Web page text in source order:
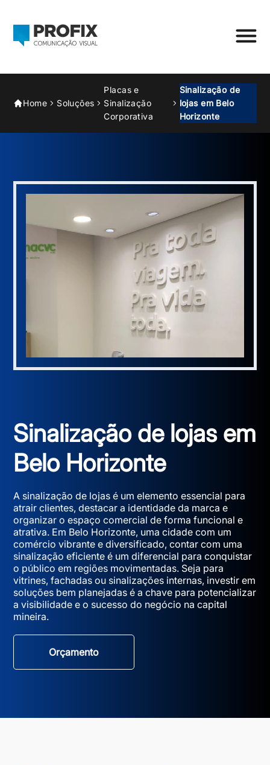
Home Soluções
Placas e
Sinalização
Corporativa
Sinalização de
lojas em Belo
Horizonte
Sinalização de lojas em
Belo Horizonte
A sinalização de lojas é um elemento essencial para
atrair clientes, destacar a identidade da marca e
organizar o espaço comercial de forma funcional e
atrativa. Em Belo Horizonte, uma cidade com um
comércio vibrante e diversificado, contar com uma
sinalização eficiente é um diferencial para conquistar
o público em regiões movimentadas. Seja para
vitrines, fachadas ou sinalizações internas, investir em
soluções bem planejadas é a chave para potencializar
a visibilidade e o sucesso do negócio na capital
mineira.
Orçamento